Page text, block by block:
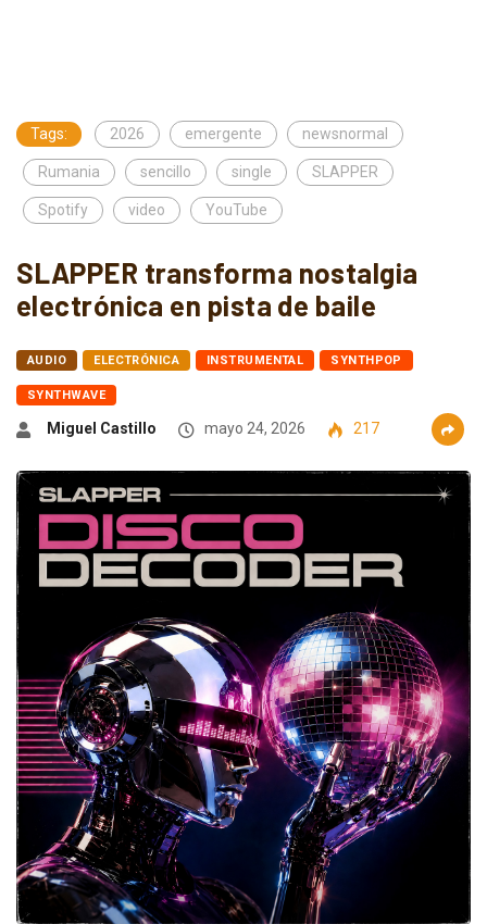
Tags: 2026 emergente newsnormal
Rumania sencillo single SLAPPER
Spotify video YouTube
SLAPPER transforma nostalgia
electrónica en pista de baile
AUDIO ELECTRÓNICA INSTRUMENTAL SYNTHPOP
SYNTHWAVE
Miguel Castillo mayo 24, 2026 217